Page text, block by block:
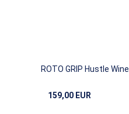
ROTO GRIP Hustle Wine
159,00 EUR